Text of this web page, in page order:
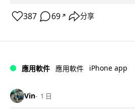
387 69 ↗ 分享
應用軟件 應用軟件 iPhone app
Vin 1 日